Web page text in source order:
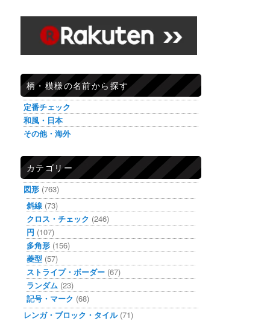
柄・模様の名前から探す
定番チェック
和風・日本
その他・海外
カテゴリー
図形 (763)
斜線 (73)
クロス・チェック (246)
円 (107)
多角形 (156)
菱型 (57)
ストライプ・ボーダー (67)
ランダム (23)
記号・マーク (68)
レンガ・ブロック・タイル(71)